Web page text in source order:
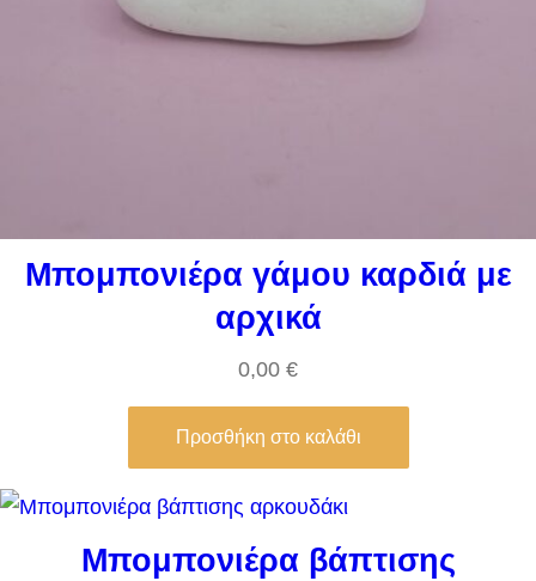
Μπομπονιέρα γάμου καρδιά με
αρχικά
0,00 €
Προσθήκη στο καλάθι
Μπομπονιέρα βάπτισης